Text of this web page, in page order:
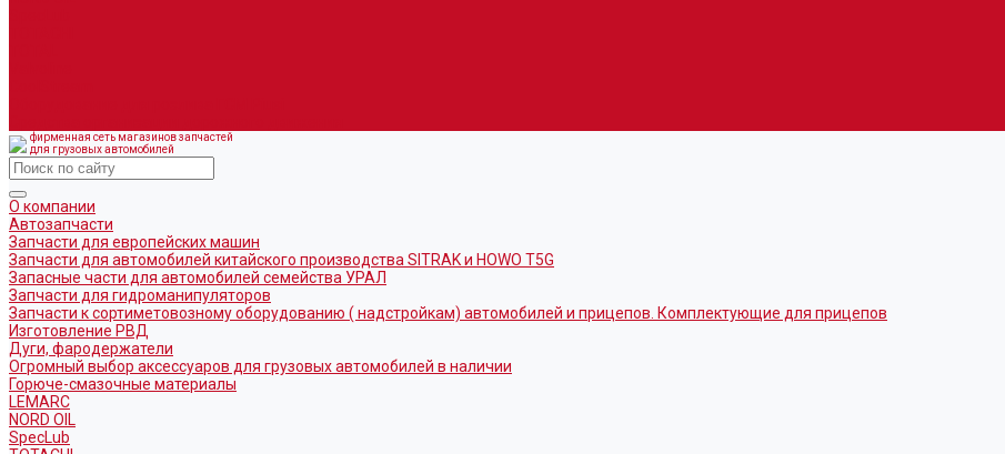
фирменная сеть магазинов запчастей
для грузовых автомобилей
О компании
Автозапчасти
Запчасти для европейских машин
Запчасти для автомобилей китайского производства SITRAK и HOWO T5G
Запасные части для автомобилей семейства УРАЛ
Запчасти для гидроманипуляторов
Запчасти к сортиметовозному оборудованию ( надстройкам) автомобилей и прицепов. Комплектующие для прицепов
Изготовление РВД
Дуги, фародержатели
Огромный выбор аксессуаров для грузовых автомобилей в наличии
Горюче-смазочные материалы
LEMARC
NORD OIL
SpecLub